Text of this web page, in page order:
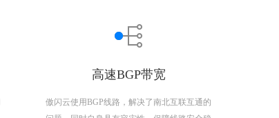
高速BGP带宽
傲闪云使用BGP线路，解决了南北互联互通的